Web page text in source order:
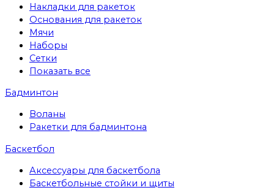
Накладки для ракеток
Основания для ракеток
Мячи
Наборы
Сетки
Показать все
Бадминтон
Воланы
Ракетки для бадминтона
Баскетбол
Аксессуары для баскетбола
Баскетбольные стойки и щиты